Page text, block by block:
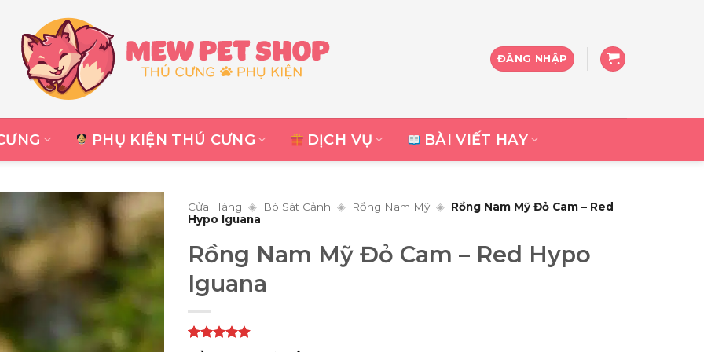
ĐĂNG NHẬP
PHỤ KIỆN THÚ CƯNG DỊCH VỤ BÀI VIẾT HAY
Cửa Hàng ◈ Bò Sát Cảnh ◈ Rồng Nam Mỹ ◈ Rồng Nam Mỹ Đỏ Cam – Red
Hypo Iguana
Rồng Nam Mỹ Đỏ Cam – Red Hypo
Iguana